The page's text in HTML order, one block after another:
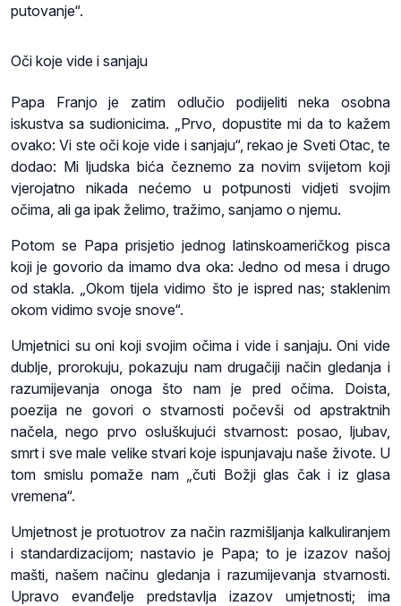
putovanje“.
Oči koje vide i sanjaju
Papa Franjo je zatim odlučio podijeliti neka osobna
iskustva sa sudionicima. „Prvo, dopustite mi da to kažem
ovako: Vi ste oči koje vide i sanjaju“, rekao je Sveti Otac, te
dodao: Mi ljudska bića čeznemo za novim svijetom koji
vjerojatno nikada nećemo u potpunosti vidjeti svojim
očima, ali ga ipak želimo, tražimo, sanjamo o njemu.
Potom se Papa prisjetio jednog latinskoameričkog pisca
koji je govorio da imamo dva oka: Jedno od mesa i drugo
od stakla. „Okom tijela vidimo što je ispred nas; staklenim
okom vidimo svoje snove“.
Umjetnici su oni koji svojim očima i vide i sanjaju. Oni vide
dublje, prorokuju, pokazuju nam drugačiji način gledanja i
razumijevanja onoga što nam je pred očima. Doista,
poezija ne govori o stvarnosti počevši od apstraktnih
načela, nego prvo osluškujući stvarnost: posao, ljubav,
smrt i sve male velike stvari koje ispunjavaju naše živote. U
tom smislu pomaže nam „čuti Božji glas čak i iz glasa
vremena“.
Umjetnost je protuotrov za način razmišljanja kalkuliranjem
i standardizacijom; nastavio je Papa; to je izazov našoj
mašti, našem načinu gledanja i razumijevanja stvarnosti.
Upravo evanđelje predstavlja izazov umjetnosti; ima